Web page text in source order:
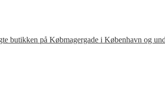
butikken på Købmagergade i København og